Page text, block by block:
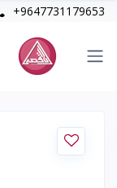
+9647731179653